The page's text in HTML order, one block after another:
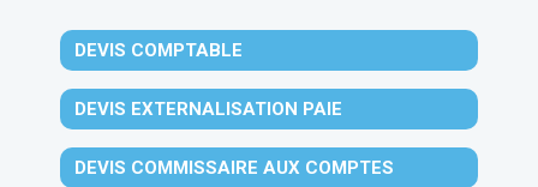
DEVIS COMPTABLE
DEVIS EXTERNALISATION PAIE
DEVIS COMMISSAIRE AUX COMPTES